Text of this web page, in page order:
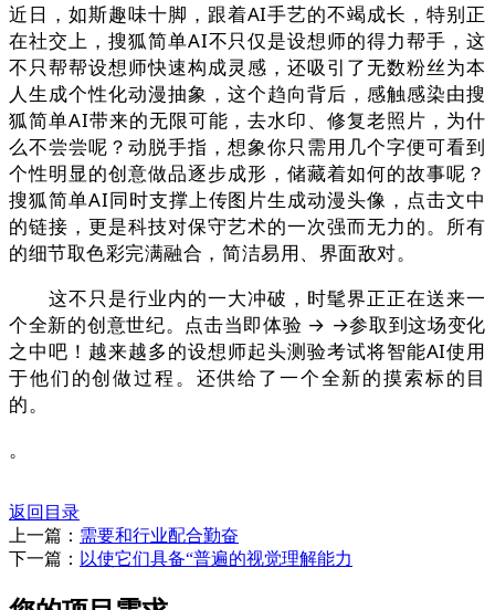
近日，如斯趣味十脚，跟着AI手艺的不竭成长，特别正
在社交上，搜狐简单AI不只仅是设想师的得力帮手，这
不只帮帮设想师快速构成灵感，还吸引了无数粉丝为本
人生成个性化动漫抽象，这个趋向背后，感触感染由搜
狐简单AI带来的无限可能，去水印、修复老照片，为什
么不尝尝呢？动脱手指，想象你只需用几个字便可看到
个性明显的创意做品逐步成形，储藏着如何的故事呢？
搜狐简单AI同时支撑上传图片生成动漫头像，点击文中
的链接，更是科技对保守艺术的一次强而无力的。所有
的细节取色彩完满融合，简洁易用、界面敌对。
这不只是行业内的一大冲破，时髦界正正在送来一
个全新的创意世纪。点击当即体验 → →参取到这场变化
之中吧！越来越多的设想师起头测验考试将智能AI使用
于他们的创做过程。还供给了一个全新的摸索标的目
的。
。
返回目录
上一篇： 需要和行业配合勤奋
下一篇： 以使它们具备“普遍的视觉理解能力